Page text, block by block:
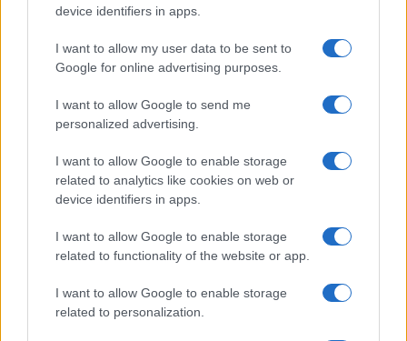
device identifiers in apps.
I want to allow my user data to be sent to
Google for online advertising purposes.
I want to allow Google to send me
personalized advertising.
I want to allow Google to enable storage
related to analytics like cookies on web or
device identifiers in apps.
I want to allow Google to enable storage
related to functionality of the website or app.
I want to allow Google to enable storage
related to personalization.
MÁS LEÍDOS
Menú semanal equilibrado: ideas para comer bien en
julio
Danonino lanza su versión griega: proteína y calcio
para niños
Qué evitar y qué consumir para prevenir infecciones
Cocinas del Bienestar en Tlanepantla: impacto y
Felipe VI y Letizia destacan la cocina local en la